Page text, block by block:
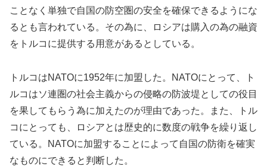
ことなく単独で自国の防空圏の安全を確保できるようにな
るとも言われている。その為に、ロシアは購入の為の融資
をトルコに提供する用意があるとしている。
トルコはNATOに1952年に加盟した。NATOにとって、ト
ルコはソ連圏の社会主義からの侵略の防波堤としての役目
を果してもらう為に加えたのが理由であった。また、トル
コにとっても、ロシアとは歴史的に数度の戦争を繰り返し
ている。NATOに加盟することによって自国の防衛を確実
なものにできると判断した。